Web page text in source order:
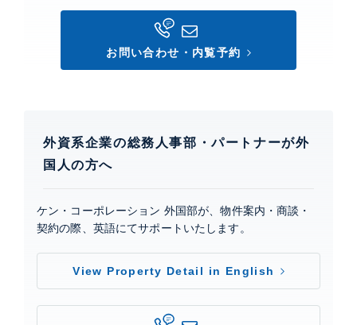
品川プリンス・レジデンス
建物詳細
お問い合わせ・内覧予約
外資系企業の総務人事部・パートナーが外
国人の方へ
ケン・コーポレーション 外国部が、物件案内・商談・
契約の際、英語にてサポートいたします。
View Property Detail in English